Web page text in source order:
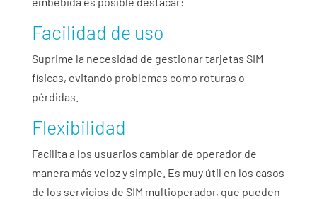
Facilidad de uso
Suprime la necesidad de gestionar tarjetas SIM
físicas, evitando problemas como roturas o
pérdidas.
Flexibilidad
Facilita a los usuarios cambiar de operador de
manera más veloz y simple. Es muy útil en los casos
de los servicios de SIM multioperador, que pueden